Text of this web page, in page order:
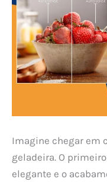
Imagine chegar em
geladeira. O
elegante e o